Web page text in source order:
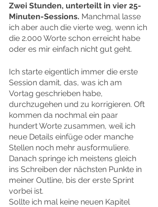
Zwei Stunden, unterteilt in vier 25-
Minuten-Sessions. Manchmal lasse
ich aber auch die vierte weg, wenn ich
die 2.000 Worte schon erreicht habe
oder es mir einfach nicht gut geht.
Ich starte eigentlich immer die erste
Session damit, das, was ich am
Vortag geschrieben habe,
durchzugehen und zu korrigieren. Oft
kommen da nochmal ein paar
hundert Worte zusammen, weil ich
neue Details einfüge oder manche
Stellen noch mehr ausformuliere.
Danach springe ich meistens gleich
ins Schreiben der nächsten Punkte in
meiner Outline, bis der erste Sprint
vorbei ist.
Sollte ich mal keine neuen Kapitel